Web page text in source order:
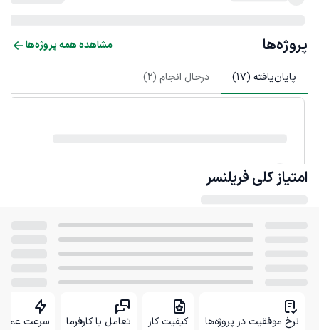
پروژه‌ها مشاهده همه پروژه‌ها
پایان‌یافته (17
) درحال انجام (2
)
امتیاز کلی فریلنسر
نرخ موفقیت در پروژه‌ها کیفیت کار تعامل با کارفرما سرعت عمل